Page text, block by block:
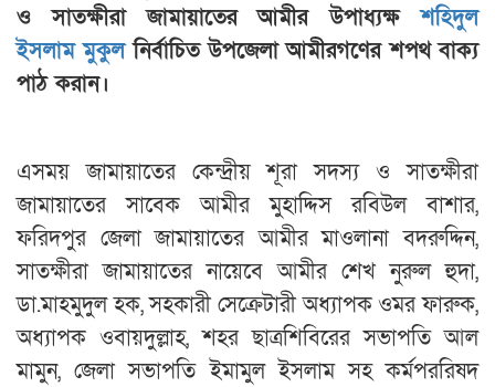
ও সাতক্ষীরা জামায়াতের আমীর উপাধ্যক্ষশহিদুল
ইসলাম মুকুলনির্বাচিত উপজেলা আমীরগণের শপথ বাক্য
পাঠ করান।
এসময় জামায়াতের কেন্দ্রীয় শূরা সদস্য ও সাতক্ষীরা
জামায়াতের সাবেক আমীর মুহাদ্দিস রবিউল বাশার,
ফরিদপুর জেলা জামায়াতের আমীর মাওলানা বদরুদ্দিন,
সাতক্ষীরা জামায়াতের নায়েবে আমীর শেখ নুরুল হুদা,
ডা.মাহমুদুল হক, সহকারী সেক্রেটারী অধ্যাপক ওমর ফারুক,
অধ্যাপক ওবায়দুল্লাহ, শহর ছাত্রশিবিরের সভাপতি আল
মামুন, জেলা সভাপতি ইমামুল ইসলাম সহ কর্মপররিষদ